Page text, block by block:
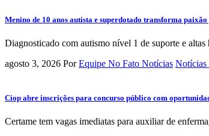
Menino de 10 anos autista e superdotado transforma
Diagnosticado com autismo nível 1 de suporte e
agosto 3, 2026 Por Equipe No Fato Notícias Notícias
Ciop abre inscrições para concurso público com
Certame tem vagas imediatas para auxiliar de